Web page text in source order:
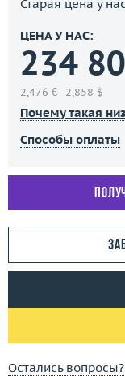
Старая цена у
ЦЕНА У НАС:
234
2,476 € 2,858 $
Почему такая
Способы оплаты
Остались вопросы?